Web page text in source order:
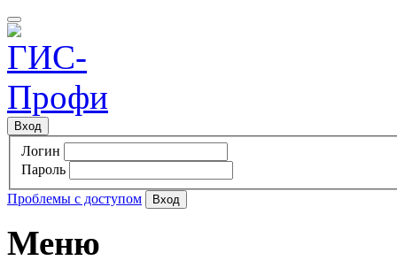
Вход
Логин
Пароль
Проблемы с доступом
Меню